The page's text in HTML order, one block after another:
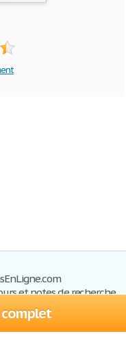
et notes de recherche